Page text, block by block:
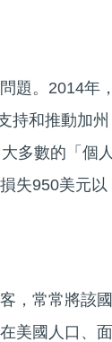
題。2014年
持和推動加州
多數的「個
失950美元以
，常常將該國
美國人口、面